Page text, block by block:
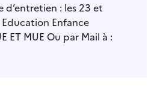
: les 23 et
Enfance
ET MUE Ou par Mail à :